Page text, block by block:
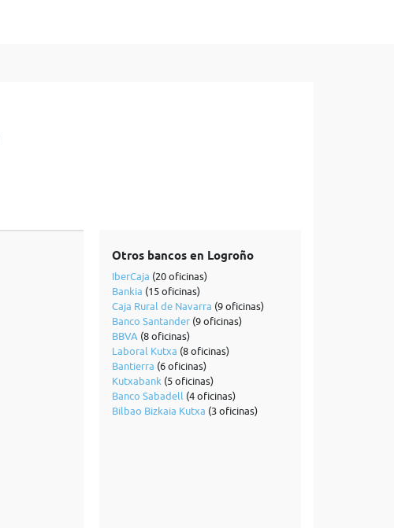
Otros bancos en Logroño
IberCaja (20 oficinas)
Bankia (15 oficinas)
Caja Rural de Navarra (9 oficinas)
Banco Santander(9 oficinas)
BBVA (8 oficinas)
Laboral Kutxa (8 oficinas)
Bantierra (6 oficinas)
Kutxabank (5 oficinas)
Banco Sabadell (4 oficinas)
Bilbao Bizkaia Kutxa (3 oficinas)